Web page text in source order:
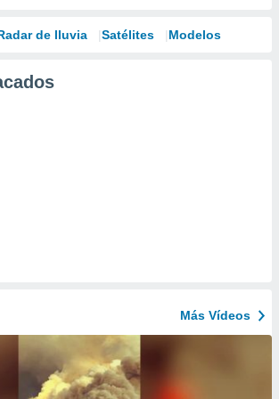
de lluvia Satélites Modelos
Más Vídeos